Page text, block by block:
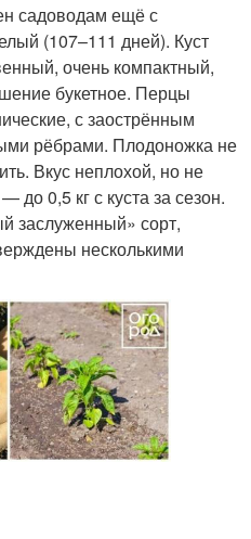
садоводам ещё с
(107–111 дней). Куст
очень компактный,
букетное. Перцы
с заострённым
рёбрами. Плодоножка не
Вкус неплохой, но не
0,5 кг с куста за сезон.
заслуженный» сорт,
несколькими